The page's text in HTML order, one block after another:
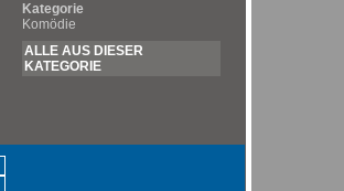
Kategorie
Komödie
ALLE AUS DIESER
KATEGORIE